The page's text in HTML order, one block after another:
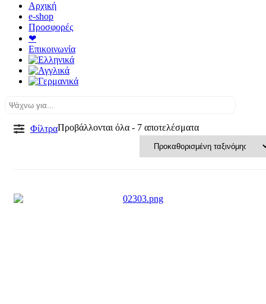
Αρχική
e-shop
Προσφορές
❤
Επικοινωνία
ΦίλτραΠροβάλλονται όλα - 7 αποτελέσματα